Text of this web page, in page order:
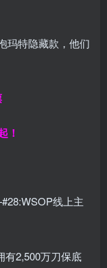
玛特隐藏款，他们
！
线上主
有2,500万刀保底